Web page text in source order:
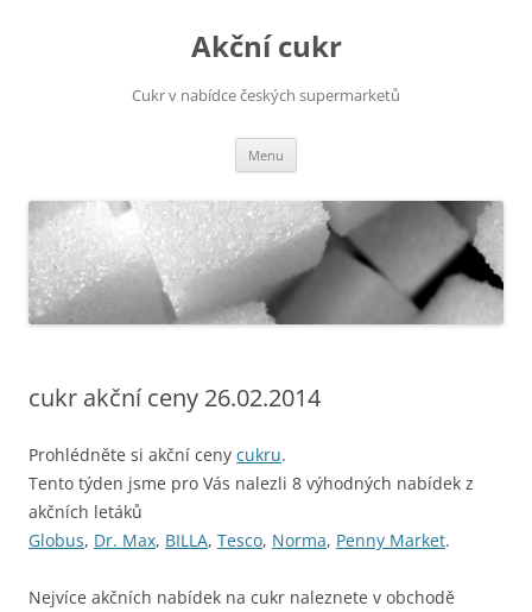
Akční cukr
Cukr v nabídce českých supermarketů
Menu
cukr akční ceny 26.02.2014
Prohlédněte si akční ceny cukru.
Tento týden jsme pro Vás nalezli 8 výhodných nabídek z
akčních letáků
Globus, Dr. Max, BILLA, Tesco, Norma, Penny Market.
Nejvíce akčních nabídek na cukr naleznete v obchodě